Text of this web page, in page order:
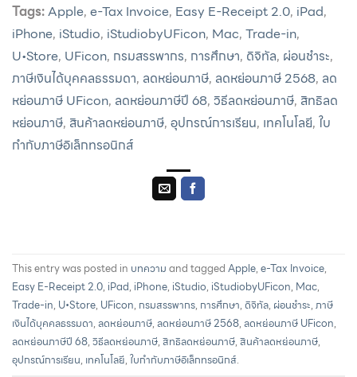
Tags:Apple, e-Tax Invoice, Easy E-Receipt 2.0, iPad,
iPhone, iStudio, iStudiobyUFicon, Mac, Trade-in,
U•Store, UFicon, กรมสรรพากร, การศึกษา, ดิจิทัล, ผ่อนชำระ,
ภาษีเงินได้บุคคลธรรมดา, ลดหย่อนภาษี, ลดหย่อนภาษี 2568, ลด
หย่อนภาษี UFicon, ลดหย่อนภาษีปี 68, วิธีลดหย่อนภาษี, สิทธิลด
หย่อนภาษี, สินค้าลดหย่อนภาษี, อุปกรณ์การเรียน, เทคโนโลยี, ใบ
กำกับภาษีอิเล็กทรอนิกส์
This entry was posted in บทความand taggedApple,e-Tax Invoice,
Easy E-Receipt 2.0, iPad, iPhone, iStudio, iStudiobyUFicon, Mac,
Trade-in, U•Store, UFicon, กรมสรรพากร, การศึกษา, ดิจิทัล, ผ่อนชำระ,ภาษี
เงินได้บุคคลธรรมดา,ลดหย่อนภาษี,ลดหย่อนภาษี 2568,ลดหย่อนภาษี UFicon,
ลดหย่อนภาษีปี 68,วิธีลดหย่อนภาษี,สิทธิลดหย่อนภาษี,สินค้าลดหย่อนภาษี,
อุปกรณ์การเรียน, เทคโนโลยี,ใบกำกับภาษีอิเล็กทรอนิกส์.